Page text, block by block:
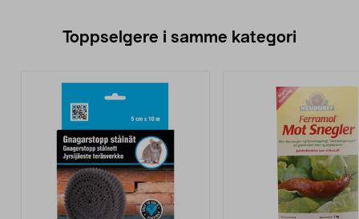
Toppselgere i samme kategori